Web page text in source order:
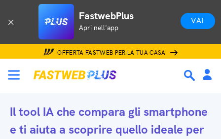
FastwebPlus
Apri nell'app
VAI
OFFERTA FASTWEB PER LA TUA CASA
Il tool IA che compara gli smartphone
e ti aiuta a scoprire quello ideale per